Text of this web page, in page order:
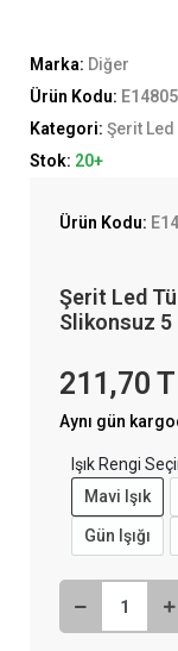
Marka: Diğer
Ürün Kodu:
Kategori: Şerit
Stok: 20+
Ürün Kodu:
Şerit Led
Slikonsuz
211,70
Aynı gün
Işık Rengi
Mavi Işık
Gün Işığı